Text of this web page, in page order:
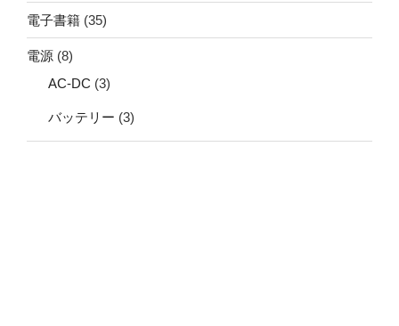
電子書籍 (35)
電源 (8)
AC-DC (3)
バッテリー (3)